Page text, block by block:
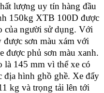
lượng uy tín hàng đầu
150kg XTB 100D được
của người sử dụng. Với
được sơn màu xám với
được phủ sơn màu xanh.
là 145 mm vì thể xe có
địa hình ghồ ghề. Xe đẩy
kg và trọng tải lên tới